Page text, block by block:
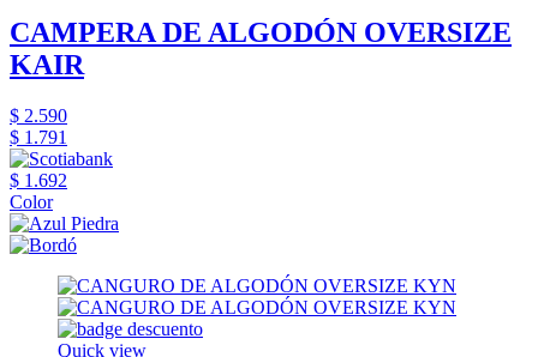
CAMPERA DE ALGODÓN OVERSIZE
KAIR
$ 2.590
$ 1.791
$ 1.692
Color
Quick view